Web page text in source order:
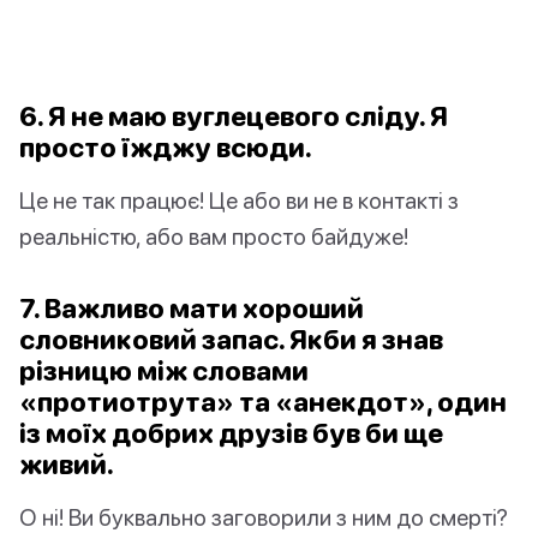
6. Я не маю вуглецевого сліду. Я
просто їжджу всюди.
Це не так працює! Це або ви не в контакті з
реальністю, або вам просто байдуже!
7. Важливо мати хороший
словниковий запас. Якби я знав
різницю між словами
«протиотрута» та «анекдот», один
із моїх добрих друзів був би ще
живий.
О ні! Ви буквально заговорили з ним до смерті?